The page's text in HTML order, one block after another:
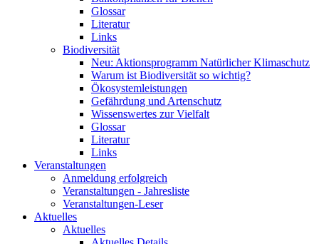
Glossar
Literatur
Links
Biodiversität
Neu: Aktionsprogramm Natürlicher Klimaschutz
Warum ist Biodiversität so wichtig?
Ökosystemleistungen
Gefährdung und Artenschutz
Wissenswertes zur Vielfalt
Glossar
Literatur
Links
Veranstaltungen
Anmeldung erfolgreich
Veranstaltungen - Jahresliste
Veranstaltungen-Leser
Aktuelles
Aktuelles